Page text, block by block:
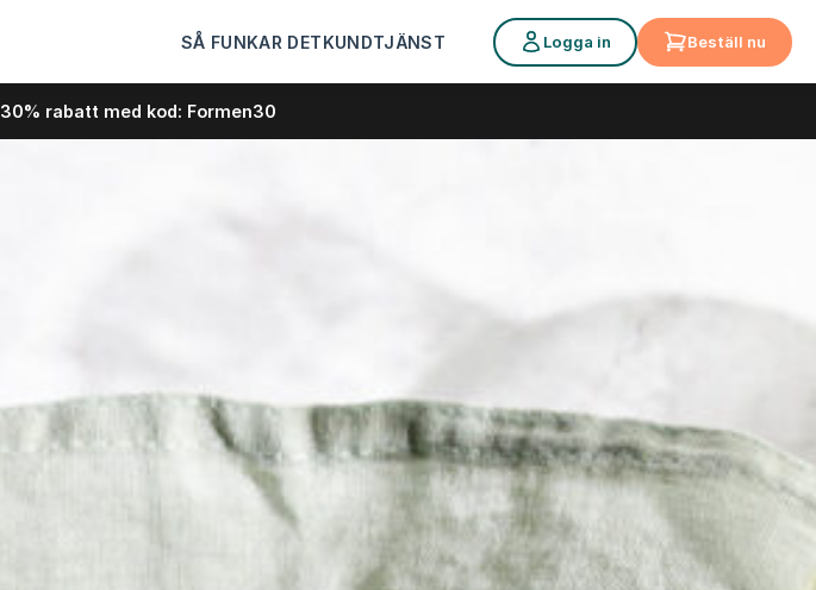
SÅ FUNKAR DETKUNDTJÄNST Logga in Beställ nu
30% rabatt med kod: Formen30